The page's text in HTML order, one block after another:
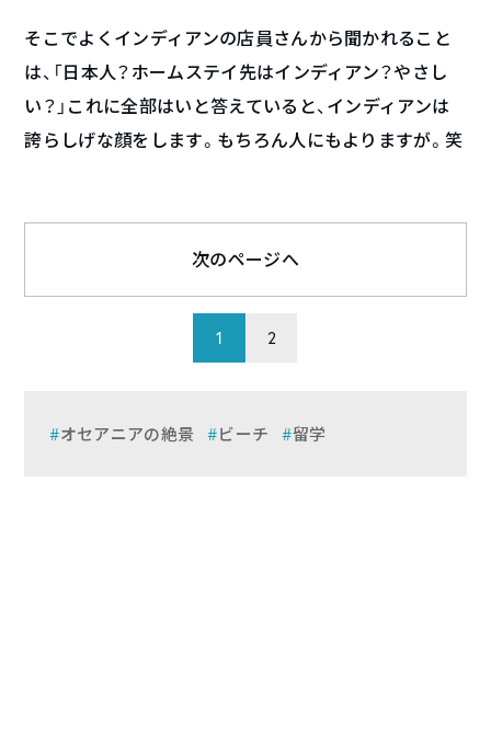
そこでよくインディアンの店員さんから聞かれること
は、「日本人？ホームステイ先はインディアン？やさし
い？」これに全部はいと答えていると、インディアンは
誇らしげな顔をします。もちろん人にもよりますが。笑
1 2
次のページへ
オセアニアの絶景 ビーチ 留学